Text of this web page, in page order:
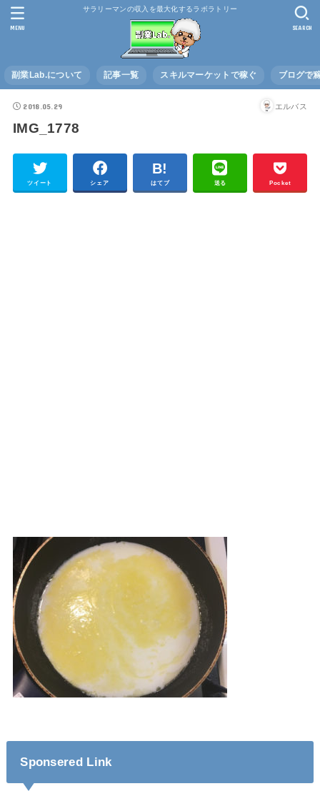
サラリーマンの収入を最大化するラボラトリー
副業Lab.について 記事一覧 スキルマーケットで稼ぐ ブログで
SEARCH
MENU
2018.05.29 エルバス
IMG_1778
ツイート シェア はてブ 送る Pocket
Sponsered Link